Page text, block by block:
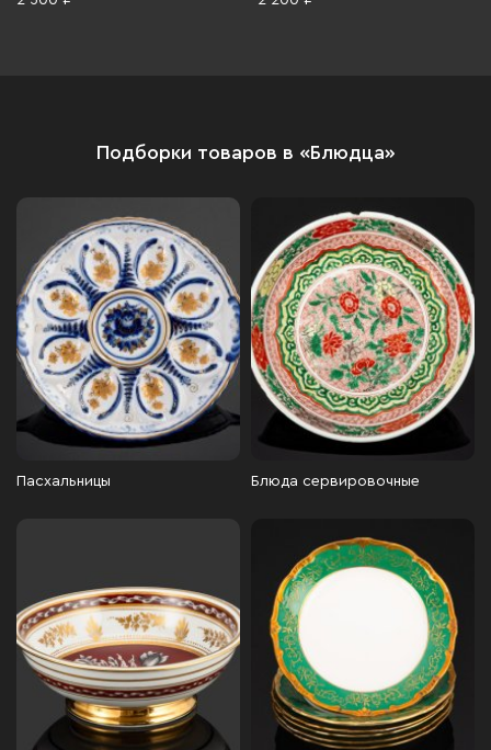
Подборки товаров в «Блюдца»
Пасхальницы Блюда сервировочные